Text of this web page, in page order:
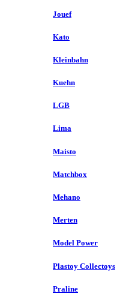
Jouef
Kato
Kleinbahn
Kuehn
LGB
Lima
Maisto
Matchbox
Mehano
Merten
Model Power
Plastoy Collectoys
Praline